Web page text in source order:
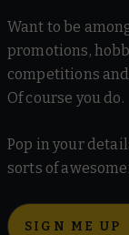
Want to be
promotions,
competitions
Of course you do.
Pop in your
sorts of
SIGN ME UP